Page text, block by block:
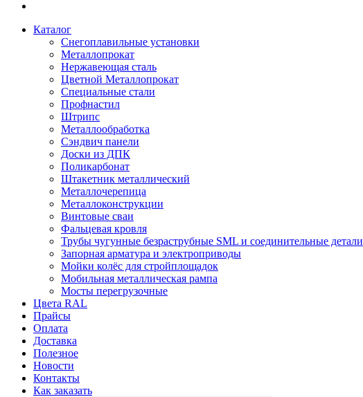
Каталог
Снегоплавильные установки
Металлопрокат
Нержавеющая сталь
Цветной Металлопрокат
Специальные стали
Профнастил
Штрипс
Металлообработка
Сэндвич панели
Доски из ДПК
Поликарбонат
Штакетник металлический
Металлочерепица
Металлоконструкции
Винтовые сваи
Фальцевая кровля
Трубы чугунные безраструбные SML и соединительные детали
Запорная арматура и электроприводы
Мойки колёс для стройплощадок
Мобильная металлическая рампа
Мосты перегрузочные
Цвета RAL
Прайсы
Оплата
Доставка
Полезное
Новости
Контакты
Как заказать